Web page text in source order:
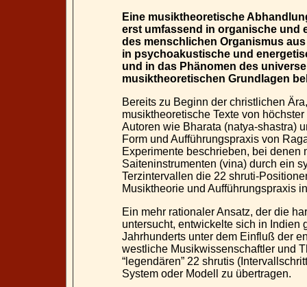
Eine musiktheoretische
erst umfassend in organische und
des menschlichen Organismus
in psychoakustische und
und in das Phänomen des
musiktheoretischen Grundlagen
Bereits zu Beginn der christlichen
musiktheoretische Texte von
Autoren wie Bharata (natya-shastra)
Form und Aufführungspraxis von
Experimente beschrieben, bei
Saiteninstrumenten (vina) durch ein
Terzintervallen die 22 shruti-
Musiktheorie und Aufführungspraxis
Ein mehr rationaler Ansatz, der die
untersucht, entwickelte sich in Indien
Jahrhunderts unter dem Einfluß der
westliche Musikwissenschaftler und
“legendären” 22 shrutis
System oder Modell zu übertragen.